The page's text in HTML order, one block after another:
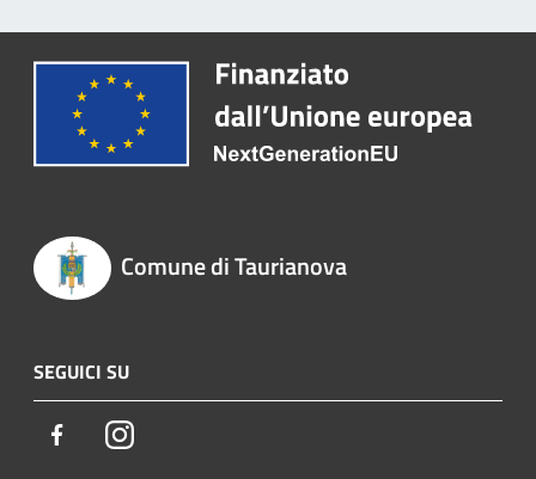
Comune di Taurianova
SEGUICI SU
FacebookInstagram